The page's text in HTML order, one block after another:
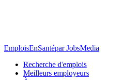
EmploisEnSantépar JobsMedia
Recherche d'emplois
Meilleurs employeurs